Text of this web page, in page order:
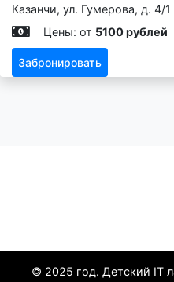
Казанчи, ул. Гумерова, д. 4/1
Цены: от 5100 рублей
Забронировать
© 2025 год. Детский IT